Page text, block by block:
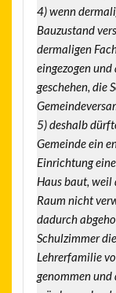
4) wenn
Bauzustand
dermaligen
eingezogen
geschehen, die
5) deshalb
Gemeinde ein
Einrichtung
Haus baut, weil
Raum nicht
dadurch
Schulzimmer
Lehrerfamilie
genommen